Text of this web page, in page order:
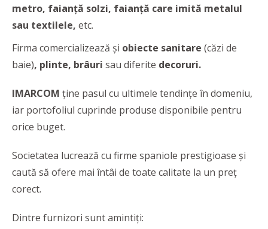
metro, faianță solzi, faianță care imită metalul
sau textilele, etc.
Firma comercializează și obiecte sanitare (căzi de
baie), plinte, brâuri sau diferite decoruri.
IMARCOM ține pasul cu ultimele tendințe în domeniu,
iar portofoliul cuprinde produse disponibile pentru
orice buget.
Societatea lucrează cu firme spaniole prestigioase și
caută să ofere mai întâi de toate calitate la un preț
corect.
Dintre furnizori sunt amintiți: